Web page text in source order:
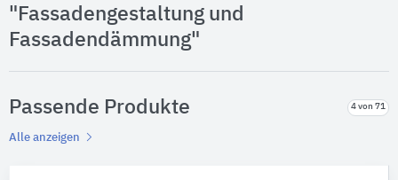
"Fassadengestaltung und
Fassadendämmung"
Passende Produkte 4 von 71
Alle anzeigen